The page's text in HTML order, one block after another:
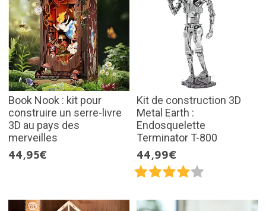
Book Nook : kit pour
construire un serre-livre
3D au pays des
merveilles
44,95€
Kit de construction 3D
Metal Earth :
Endosquelette
Terminator T-800
44,99€